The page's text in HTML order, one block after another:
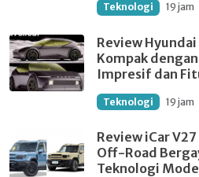
Teknologi 19 jam
Review
Kompak
Impresif dan
Teknologi 19 jam
Review iCar
Off-Road
Teknologi